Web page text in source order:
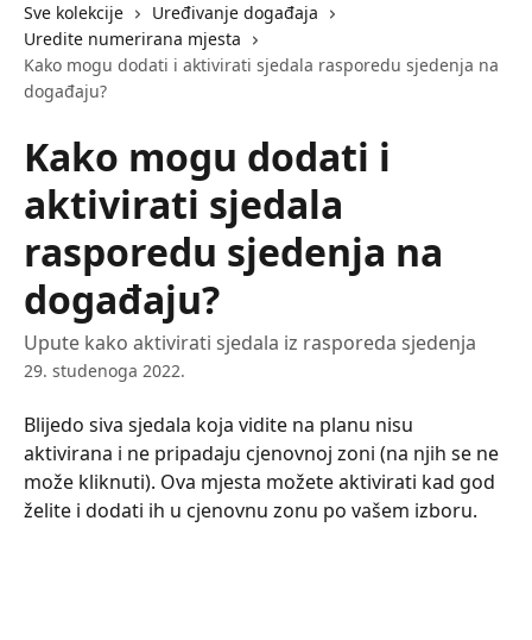
Sve kolekcije
Uređivanje događaja
Uredite numerirana mjesta
Kako mogu dodati i aktivirati sjedala rasporedu sjedenja na
događaju?
Kako mogu dodati i
aktivirati sjedala
rasporedu sjedenja na
događaju?
Upute kako aktivirati sjedala iz rasporeda sjedenja
29. studenoga 2022.
Blijedo siva sjedala koja vidite na planu nisu
aktivirana i ne pripadaju cjenovnoj zoni (na njih se ne
može kliknuti). Ova mjesta možete aktivirati kad god
želite i dodati ih u cjenovnu zonu po vašem izboru.